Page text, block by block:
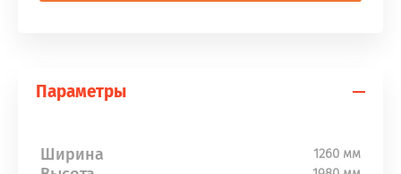
Параметры
Ширина 1260 мм